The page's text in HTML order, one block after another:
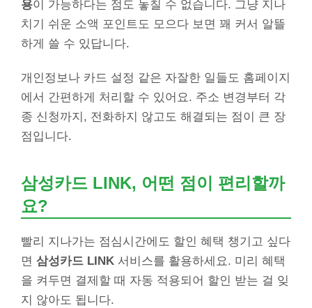
용이 가능하다는 점도 놓칠 수 없습니다. 그냥 지나
치기 쉬운 소액 포인트도 모으다 보면 꽤 커서 알뜰
하게 쓸 수 있답니다.
개인정보나 카드 설정 같은 자잘한 일들도 홈페이지
에서 간편하게 처리할 수 있어요. 주소 변경부터 각
종 신청까지, 전화하지 않고도 해결되는 점이 큰 장
점입니다.
삼성카드 LINK, 어떤 점이 편리할까
요?
빨리 지나가는 점심시간에도 할인 혜택 챙기고 싶다
면 삼성카드 LINK 서비스를 활용하세요. 미리 혜택
을 켜두면 결제할 때 자동 적용되어 할인 받는 걸 잊
지 않아도 됩니다.